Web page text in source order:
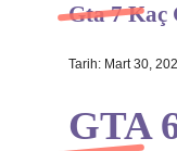
Hakkımızda
Gta 7 Kaç
Tarih: Mart 30,
GTA